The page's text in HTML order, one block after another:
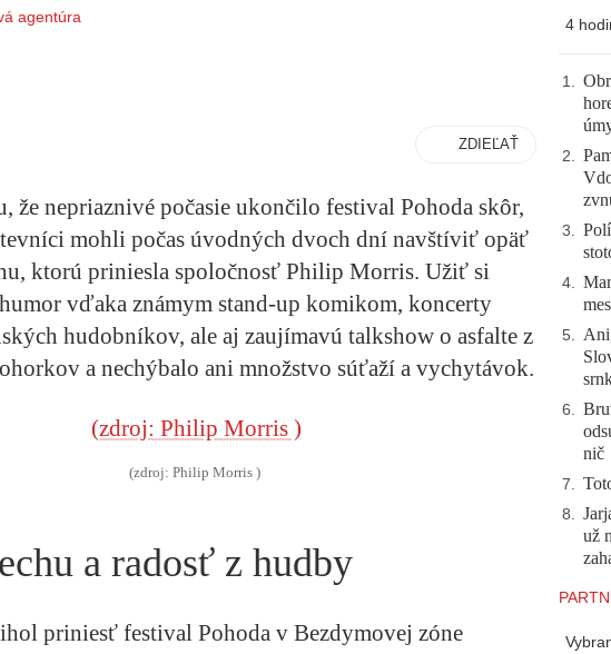
agentúra
ZDIEĽAŤ
že nepriaznivé počasie ukončilo festival Pohoda skôr,
mohli počas úvodných dvoch dní navštíviť opäť
ktorú priniesla spoločnosť Philip Morris. Užiť si
vďaka známym stand-up komikom, koncerty
hudobníkov, ale aj zaujímavú talkshow o asfalte z
a nechýbalo ani množstvo súťaží a vychytávok.
(zdroj: Philip Morris )
a radosť z hudby
priniesť festival Pohoda v Bezdymovej zóne
4
1.
2.
3.
4.
5.
6.
nič
7.
8.
už